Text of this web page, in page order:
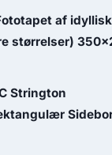
af
størrelser)
Strington